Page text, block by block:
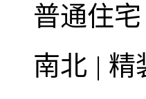
普通住宅
南北 | 精